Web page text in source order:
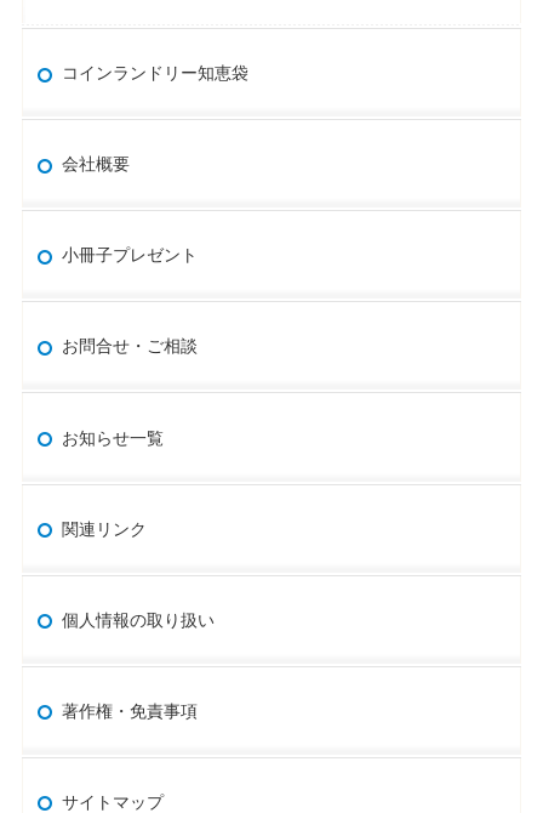
コインランドリー知恵袋
会社概要
小冊子プレゼント
お問合せ・ご相談
お知らせ一覧
関連リンク
個人情報の取り扱い
著作権・免責事項
サイトマップ